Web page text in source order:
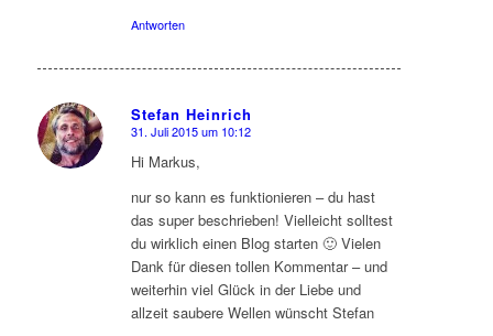
Antworten
Stefan Heinrich
sagte:
31. Juli 2015 um 10:12
Hi Markus,
nur so kann es funktionieren – du hast
das super beschrieben! Vielleicht solltest
du wirklich einen Blog starten 🙂 Vielen
Dank für diesen tollen Kommentar – und
weiterhin viel Glück in der Liebe und
allzeit saubere Wellen wünscht Stefan